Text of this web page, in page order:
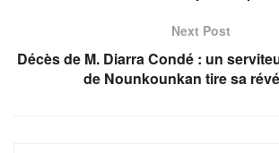
Next Post
Décès de M. Diarra Condé : un
de Nounkounkan tire sa